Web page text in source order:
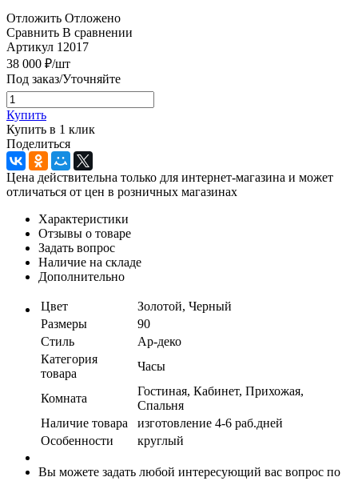
Отложить Отложено
Сравнить В сравнении
Артикул 12017
38 000 ₽/шт
Под заказ/Уточняйте
Купить
Купить в 1 клик
Поделиться
Цена действительна только для интернет-магазина и может
отличаться от цен в розничных магазинах
Характеристики
Отзывы о товаре
Задать вопрос
Наличие на складе
Дополнительно
Цвет
Золотой, Черный
Размеры
90
Стиль
Ар-деко
Категория
товара
Часы
Комната
Гостиная, Кабинет, Прихожая,
Спальня
Наличие товара
изготовление 4-6 раб.дней
Особенности
круглый
Вы можете задать любой интересующий вас вопрос по